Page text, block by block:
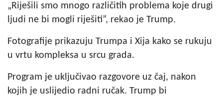
„Riješili smo mnogo različitih problema koje drugi
ljudi ne bi mogli riješiti”, rekao je Trump.
Fotografije prikazuju Trumpa i Xija kako se rukuju
u vrtu kompleksa u srcu grada.
Program je uključivao razgovore uz čaj, nakon
kojih je uslijedio radni ručak. Trump bi